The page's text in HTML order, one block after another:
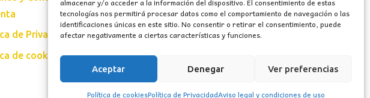
almacenar y/o acceder a la información del dispositivo. El consentimiento de estas
tecnologías nos permitirá procesar datos como el comportamiento de navegación o las
identificaciones únicas en este sitio. No consentir o retirar el consentimiento, puede
afectar negativamente a ciertas características y funciones.
Aceptar Denegar Ver preferencias
Política de cookiesPolítica de PrivacidadAviso legal y condiciones de uso
de Privacidad
de cookies (UE)